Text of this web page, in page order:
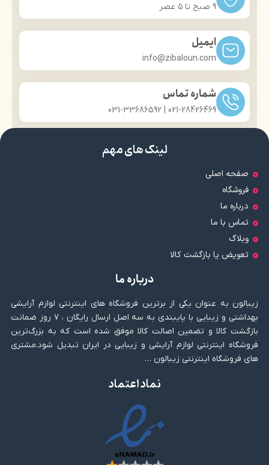
9 صبح تا ۵ عصر
ایمیل
info@zibaloun.com
شماره تماس
021-28426469 | 031-33686592
لینک های مهم
صفحه اصلی
فروشگاه
درباره ما
تماس با ما
وبلاگ
تعویض یا بازگشت کالا
درباره ما
زیبالون به عنوان یکی از برترین فروشگاه های اینترنتی لوازم آرایشی
بهداشتی و زیبایی با پایبندی به سه اصل ارسال رایگان ، ۷ روز ضمانت
بازگشت کالا و تضمین اصالت کالا موفق شده است که به بزرگ‌ترین
فروشگاه اینترنتی لوازم آرایشی و زیبایی در ایران تبدیل شود.مشتری
های فروشگاه اینترنتی زیبالون …
نماد اعتماد